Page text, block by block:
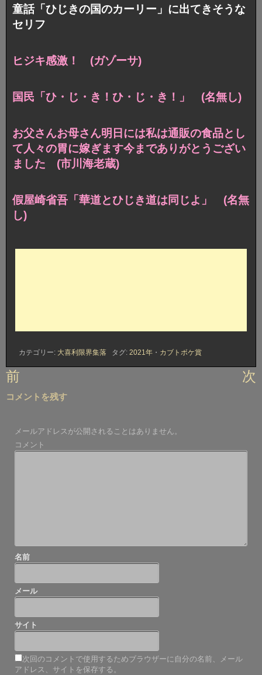
童話「ひじきの国のカーリー」に出てきそうな
セリフ
ヒジキ感激！ (ガゾーサ)
国民「ひ・じ・き！ひ・じ・き！」 (名無し)
お父さんお母さん明日には私は通販の食品とし
て人々の胃に嫁ぎます今までありがとうござい
ました (市川海老蔵)
假屋崎省吾「華道とひじき道は同じよ」 (名無
し)
カテゴリー: 大喜利限界集落 タグ: 2021年 ・ カブトボケ賞
投
ナ
ゲ
ー
前 次
コメントを残す
メールアドレスが公開されることはありません。
コメント
名前
メール
サイト
次回のコメントで使用するためブラウザーに自分の名前、メール
アドレス、サイトを保存する。